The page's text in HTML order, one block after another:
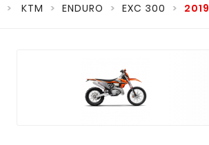
KTM ENDURO EXC 300 2019